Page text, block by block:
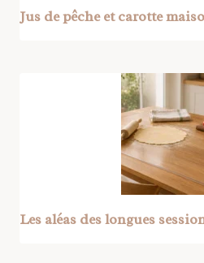
Jus de pêche et carotte
Les aléas des longues